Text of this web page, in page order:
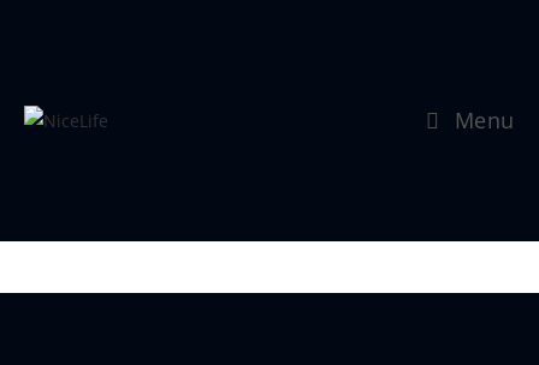
Menu